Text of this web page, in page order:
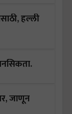
हल्ली
जाणून